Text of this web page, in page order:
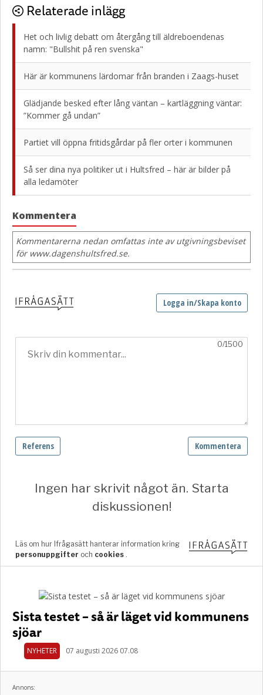
Relaterade inlägg
Het och livlig debatt om återgång till äldreboendenas
namn: "Bullshit på ren svenska"
Här är kommunens lärdomar från branden i Zaags-huset
Glädjande besked efter lång väntan – kartläggning väntar:
”Kommer gå undan”
Partiet vill öppna fritidsgårdar på fler orter i kommunen
Så ser dina nya politiker ut i Hultsfred – här är bilder på
alla ledamöter
Kommentera
Kommentarerna nedan omfattas inte av utgivningsbeviset
för www.dagenshultsfred.se.
Sista testet – så är läget vid kommunens
sjöar
NYHETER 07 augusti 2026 07.08
Annons: